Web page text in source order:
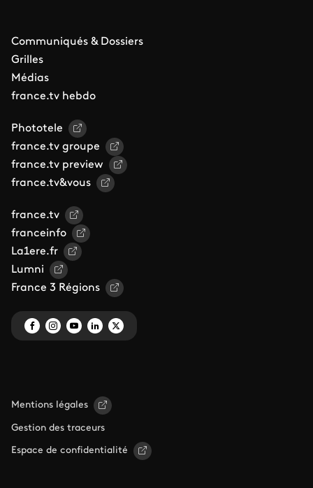
Communiqués & Dossiers
Grilles
Médias
france.tv hebdo
Phototele
france.tv groupe
france.tv preview
france.tv&vous
france.tv
franceinfo
La1ere.fr
Lumni
France 3 Régions
Mentions légales
Gestion des traceurs
Espace de confidentialité